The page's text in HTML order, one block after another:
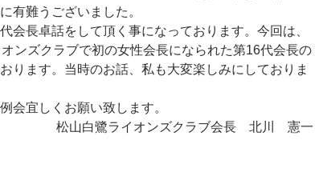
有難うございました。
長卓話をして頂く事になっております。今回は、
ンズクラブで初の女性会長になられた第16代会長の
ります。当時のお話、私も大変楽しみにしておりま
宜しくお願い致します。
松山白鷺ライオンズクラブ会長　北川　憲一